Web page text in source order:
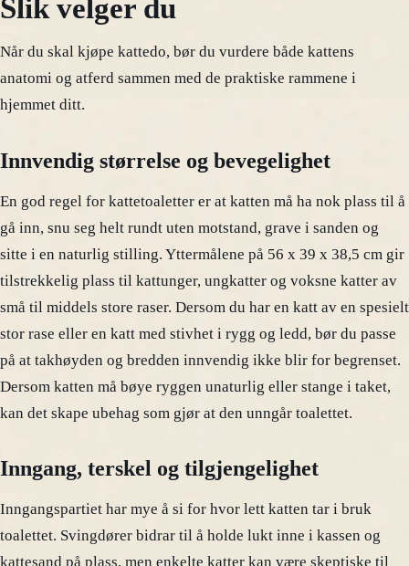
Slik velger du
Når du skal kjøpe kattedo, bør du vurdere både kattens
anatomi og atferd sammen med de praktiske rammene i
hjemmet ditt.
Innvendig størrelse og bevegelighet
En god regel for kattetoaletter er at katten må ha nok plass til å
gå inn, snu seg helt rundt uten motstand, grave i sanden og
sitte i en naturlig stilling. Yttermålene på 56 x 39 x 38,5 cm gir
tilstrekkelig plass til kattunger, ungkatter og voksne katter av
små til middels store raser. Dersom du har en katt av en spesielt
stor rase eller en katt med stivhet i rygg og ledd, bør du passe
på at takhøyden og bredden innvendig ikke blir for begrenset.
Dersom katten må bøye ryggen unaturlig eller stange i taket,
kan det skape ubehag som gjør at den unngår toalettet.
Inngang, terskel og tilgjengelighet
Inngangspartiet har mye å si for hvor lett katten tar i bruk
toalettet. Svingdører bidrar til å holde lukt inne i kassen og
kattesand på plass, men enkelte katter kan være skeptiske til